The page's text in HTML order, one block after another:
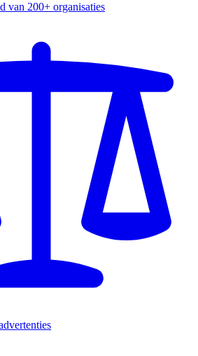
van 200+ organisaties